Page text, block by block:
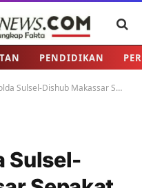
PENDIDIKAN
Makassar Sepakat Tegakkan Aturan PP No.44 Tahun 2009
Sulsel-